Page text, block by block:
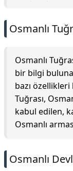
Osmanlı
Osmanlı
bir bilgi
bazı
Tuğrası,
kabul edilen,
Osmanlı
Osmanlı